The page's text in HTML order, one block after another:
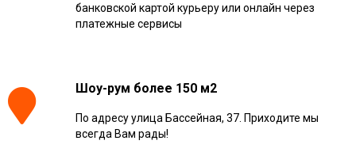
банковской картой курьеру или онлайн через
платежные сервисы
Шоу-рум более 150 м2
По адресу улица Бассейная, 37. Приходите мы
всегда Вам рады!